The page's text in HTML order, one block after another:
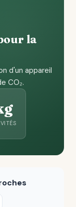
la
d'un appareil
CO₂.